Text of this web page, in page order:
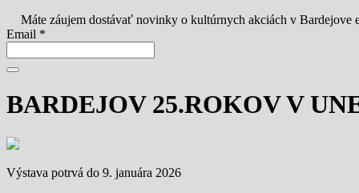
Máte záujem dostávať novinky o kultúrnych akciách v Bardejove
Email *
BARDEJOV 25.ROKOV V
Výstava potrvá do 9. januára 2026